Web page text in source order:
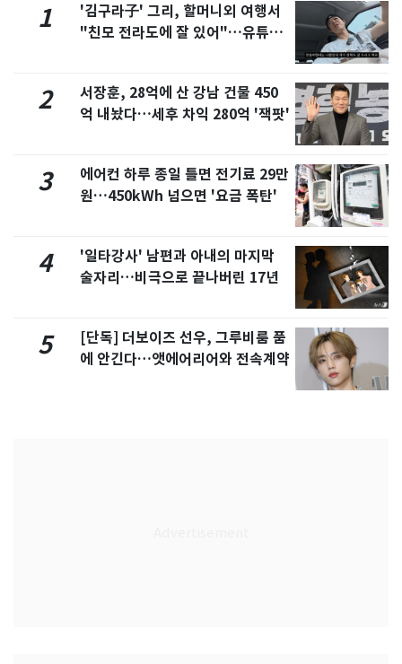
1
'김구라子' 그리, 할머니외 여행서
"친모 전라도에 잘 있어"…유튜브
2
서장훈, 28억에 산 강남 건물 450
억 내놨다…세후 차익 280억 '잭팟'
3
에어컨 하루 종일 틀면 전기료 29만
원…450kWh 넘으면 '요금 폭탄'
4
'일타강사' 남편과 아내의 마지막
술자리…비극으로 끝나버린 17년
5
[단독] 더보이즈 선우, 그루비룸 품
에 안긴다…앳에어리어와 전속계약